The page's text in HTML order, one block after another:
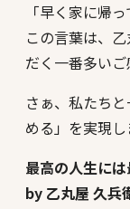
「早く家に帰
この言葉は、
だく一番多いご
さぁ、私たち
める」を実現し
最高の人生に
by 乙丸屋 久兵